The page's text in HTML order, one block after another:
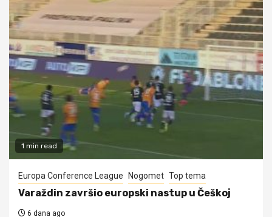
1 min read
Europa Conference League Nogomet Top tema
Varaždin završio europski nastup u Češkoj
6 dana ago